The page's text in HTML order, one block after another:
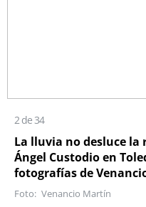
2 de 34
La lluvia no desluce la
Ángel Custodio en
fotografías de
Venancio Martín